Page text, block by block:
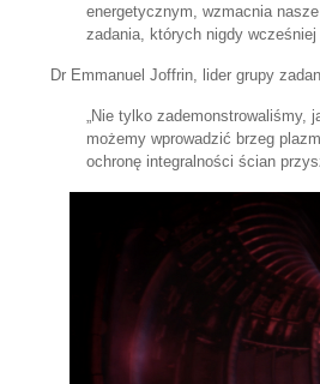
energetycznym, wzmacnia
zadania, których nigdy
Dr Emmanuel Joffrin, lider grupy
„Nie tylko zademonstrowaliśmy,
możemy wprowadzić brzeg
ochronę integralności ścian